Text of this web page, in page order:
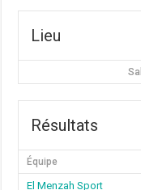
Lieu
Résultats
Équipe
El Menzah Sport